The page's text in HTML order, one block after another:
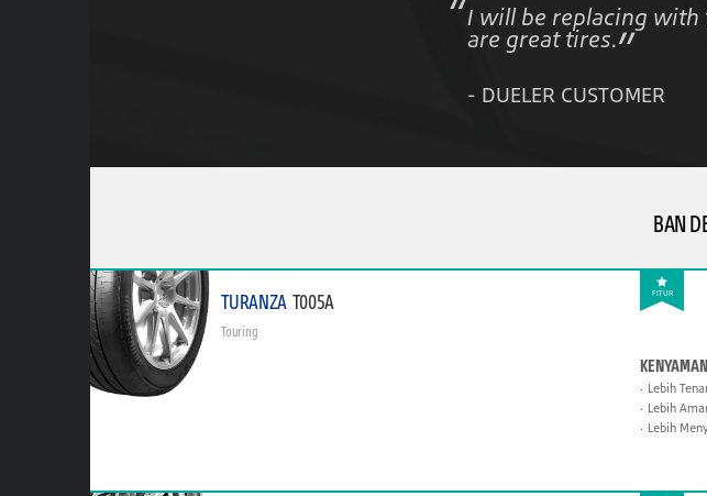
I will be replacing with
are great tires.
- DUELER CUSTOMER
BAN
FITUR
TURANZA T005A
Touring
Lebih
Lebih
Lebih